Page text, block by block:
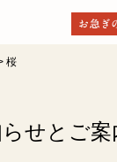
桜
せとご案